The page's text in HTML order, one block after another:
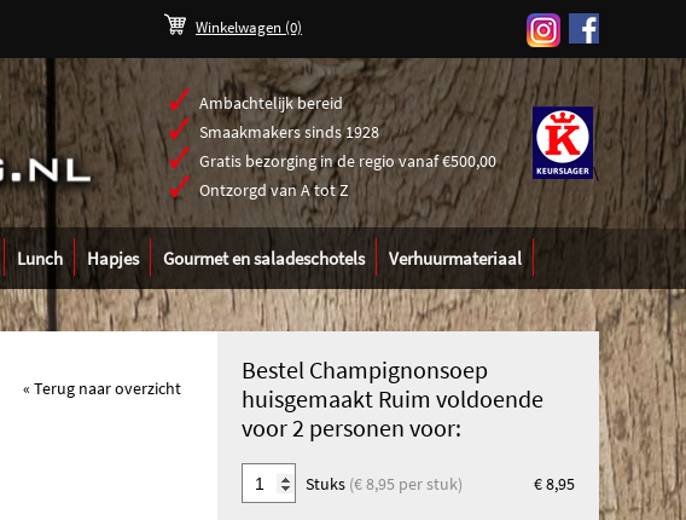
Winkelwagen (0)
Lunch Hapjes Gourmet en saladeschotels Verhuurmateriaal
Ambachtelijk bereid
Smaakmakers sinds 1928
Gratis bezorging in de regio vanaf €500,00
Ontzorgd van A tot Z
\
« Terug naar overzicht
Bestel Champignonsoep
huisgemaakt Ruim voldoende
voor 2 personen voor:
Stuks (€ 8,95 per stuk) € 8,95